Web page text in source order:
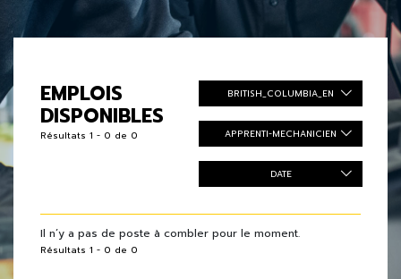
EMPLOIS
DISPONIBLES
Résultats 1 - 0 de 0
BRITISH_COLUMBIA_EN
APPRENTI-MECHANICIEN
DATE
Il n’y a pas de poste à combler pour le moment.
Résultats 1 - 0 de 0